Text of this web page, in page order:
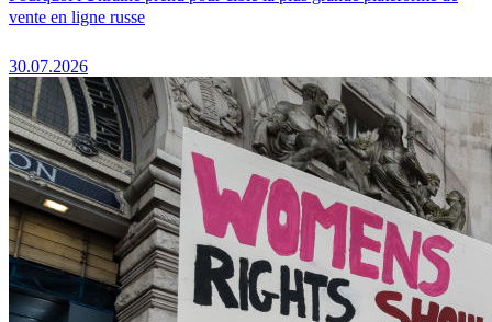
vente en ligne russe
30.07.2026